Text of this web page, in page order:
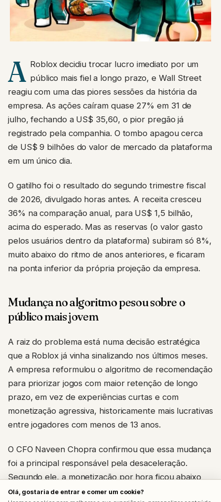
A Roblox decidiu trocar lucro imediato por um
público mais fiel a longo prazo, e Wall Street
reagiu com uma das piores sessões da história da
empresa. As ações caíram quase 27% em 31 de
julho, fechando a US$ 35,60, o pior pregão já
registrado pela companhia. O tombo apagou cerca
de US$ 9 bilhões do valor de mercado da plataforma
em um único dia.
O gatilho foi o resultado do segundo trimestre fiscal
de 2026, divulgado horas antes. A receita cresceu
36% na comparação anual, para US$ 1,5 bilhão,
acima do esperado. Mas as reservas (o valor gasto
pelos usuários dentro da plataforma) subiram só 8%,
muito abaixo do ritmo de anos anteriores, e ficaram
na ponta inferior da própria projeção da empresa.
Mudança no algoritmo pesou sobre o
público mais jovem
A raiz do problema está numa decisão estratégica
que a Roblox já vinha sinalizando nos últimos meses.
A empresa reformulou o algoritmo de recomendação
para priorizar jogos com maior retenção de longo
prazo, em vez de experiências curtas e com
monetização agressiva, historicamente mais lucrativas
entre jogadores com menos de 13 anos.
O CFO Naveen Chopra confirmou que essa mudança
foi a principal responsável pela desaceleração.
Segundo ele, a monetização por hora ficou abaixo
do previsto justamente no público infantil, à medida
Olá, gostaria de entrar e comer um cookie?